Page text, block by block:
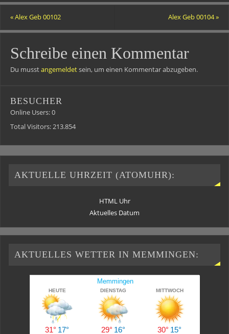
«Alex Geb 00102 Alex Geb 00104»
Schreibe einen Kommentar
Du musstangemeldetsein, um einen Kommentar abzugeben.
BESUCHER
Online Users:0
Total Visitors:213.854
AKTUELLE UHRZEIT (ATOMUHR):
HTML Uhr
Aktuelles Datum
AKTUELLES WETTER IN MEMMINGEN: